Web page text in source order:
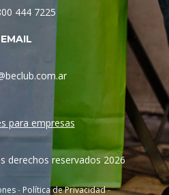
444 7225
EMAIL
para empresas
derechos reservados 2026
- Política de Privacidad-